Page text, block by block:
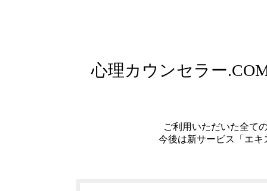
心理カウンセラー
ご利用いただいた全て
今後は新サービス「エ